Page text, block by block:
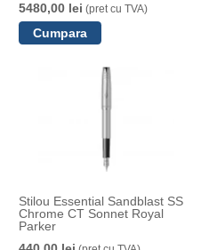
5480,00 lei (pret cu TVA)
Stilou Essential Sandblast SS
Chrome CT Sonnet Royal
Parker